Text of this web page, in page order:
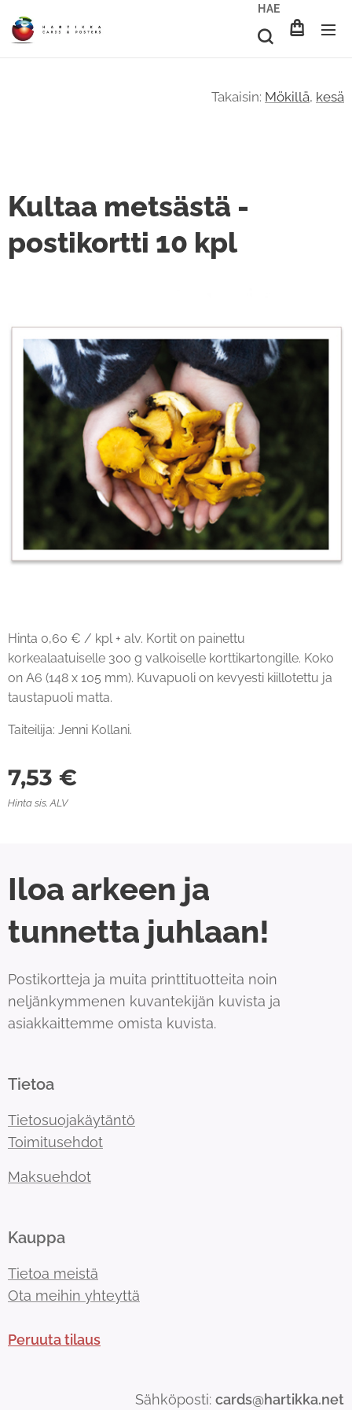
HAE
Takaisin: Mökillä, kesä
Kultaa metsästä -
postikortti 10 kpl
Hinta 0,60 € / kpl + alv. Kortit on painettu
korkealaatuiselle 300 g valkoiselle korttikartongille. Koko
on A6 (148 x 105 mm). Kuvapuoli on kevyesti kiillotettu ja
taustapuoli matta.
Taiteilija: Jenni Kollani.
7,53 €
Hinta sis. ALV
Iloa arkeen ja
tunnetta juhlaan!
Postikortteja ja muita printtituotteita noin
neljänkymmenen kuvantekijän kuvista ja
asiakkaittemme omista kuvista.
Tietoa
Tietosuojakäytäntö
Toimitusehdot
Maksuehdot
Kauppa
Tietoa meistä
Ota meihin yhteyttä
Peruuta tilaus
Sähköposti: cards@hartikka.net